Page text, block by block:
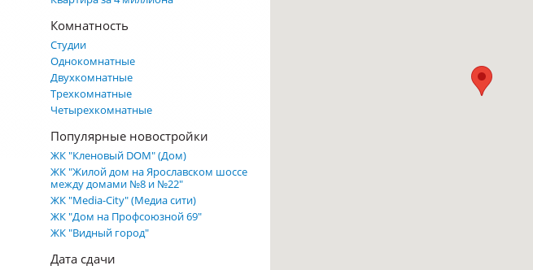
Комнатность
Студии
Однокомнатные
Двухкомнатные
Трехкомнатные
Четырехкомнатные
Популярные новостройки
ЖК "Кленовый DOM" (Дом)
ЖК "Жилой дом на Ярославском шоссе
между домами №8 и №22"
ЖК "Media-City" (Медиа сити)
ЖК "Дом на Профсоюзной 69"
ЖК "Видный город"
Дата сдачи